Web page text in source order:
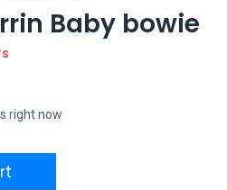
Baby bowie
right now